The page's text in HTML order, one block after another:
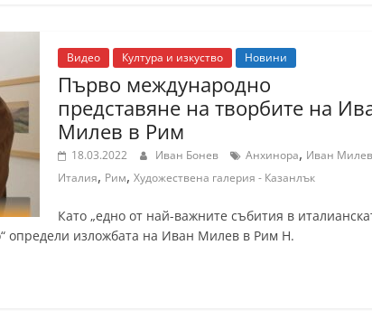
Видео Култура и изкуство Новини
Първо международно
представяне на творбите на
Милев в Рим
18.03.2022 Иван Бонев Анхинора, Иван Милев
Италия, Рим, Художествена галерия - Казанлък
Като „едно от най-важните събития в
определи изложбата на Иван Милев в Рим Н.